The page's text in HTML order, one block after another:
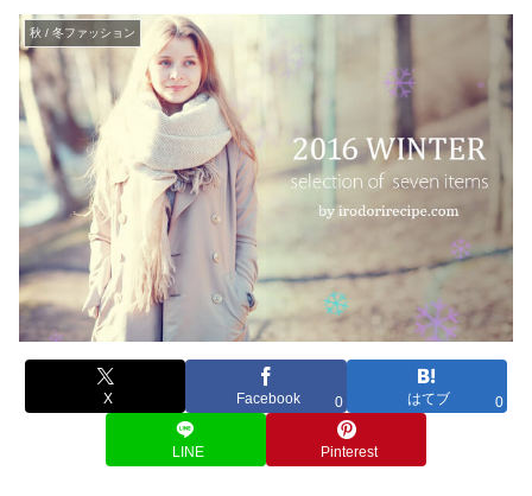
秋 / 冬ファッション
X Facebook 0 はてブ 0
LINE Pinterest